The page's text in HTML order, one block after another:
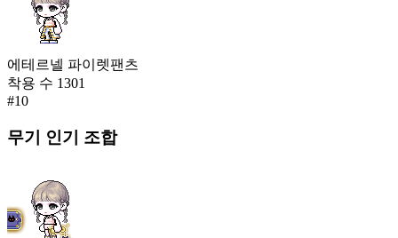
에테르넬 파이렛팬츠
착용 수 1301
#10
무기 인기 조합